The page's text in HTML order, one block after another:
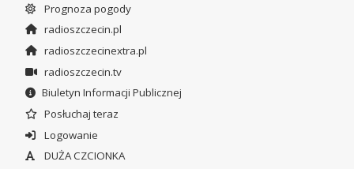
Prognoza pogody
radioszczecin.pl
radioszczecinextra.pl
radioszczecin.tv
Biuletyn Informacji Publicznej
Posłuchaj teraz
Logowanie
DUŻA CZCIONKA